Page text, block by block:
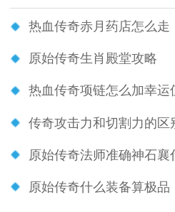
热血传奇赤月药店怎么走
原始传奇生肖殿堂攻略
热血传奇项链怎么加幸运
传奇攻击力和切割力的区
原始传奇法师准确神石襄
原始传奇什么装备算极品